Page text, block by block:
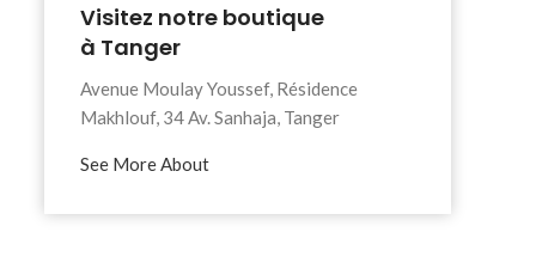
Visitez notre boutique
à Tanger
Avenue Moulay Youssef, Résidence
Makhlouf, 34 Av. Sanhaja, Tanger
See More About